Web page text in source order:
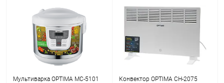
Мультиварка OPTIMA MC-5101
Конвектор OPTIMA CH-2075